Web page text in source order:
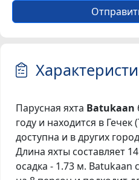
Парусная яхта Batukaan
году и находится в Гечек
доступна и в других
Длина яхты составляет
осадка - 1.73 м. Batukaan